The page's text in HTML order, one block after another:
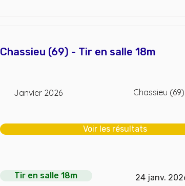
Chassieu (69) - Tir en salle 18m
Janvier 2026 Chassieu (69)
Voir les résultats
Tir en salle 18m 24 janv.